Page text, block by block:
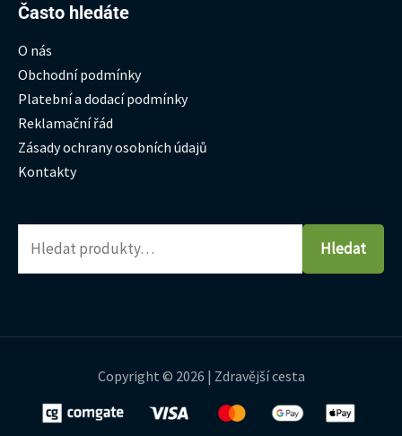
Často hledáte
O nás
Obchodní podmínky
Platební a dodací podmínky
Reklamační řád
Zásady ochrany osobních údajů
Kontakty
Hledat:
Hledat
Copyright © 2026 | Zdravější cesta